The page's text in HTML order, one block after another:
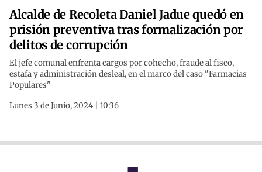
Alcalde de Recoleta Daniel Jadue quedó en
prisión preventiva tras formalización por
delitos de corrupción
El jefe comunal enfrenta cargos por cohecho, fraude al fisco,
estafa y administración desleal, en el marco del caso "Farmacias
Populares"
Lunes 3 de Junio, 2024 | 10:36